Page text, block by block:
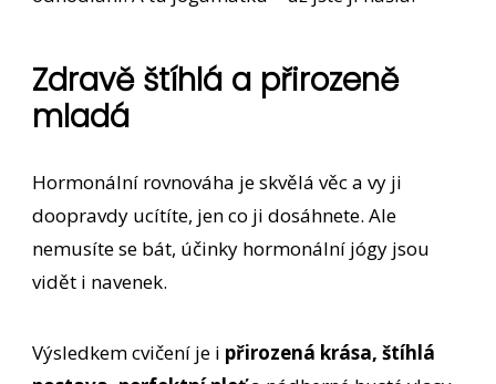
Zdravě štíhlá a přirozeně
mladá
Hormonální rovnováha je skvělá věc a vy ji
doopravdy ucítíte, jen co ji dosáhnete. Ale
nemusíte se bát, účinky hormonální jógy jsou
vidět i navenek.
Výsledkem cvičení je i přirozená krása, štíhlá